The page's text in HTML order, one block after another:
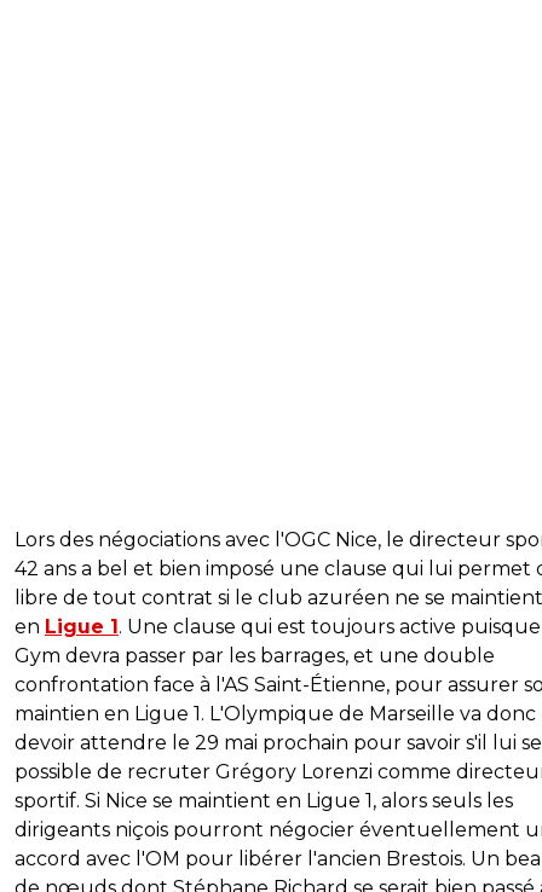
Lors des négociations avec l'OGC Nice, le directeur
42 ans a bel et bien imposé une clause qui lui permet
libre de tout contrat si le club azuréen ne se
en Ligue 1. Une clause qui est toujours active
Gym devra passer par les barrages, et une double
confrontation face à l'AS Saint-Étienne, pour assurer
maintien en Ligue 1. L'Olympique de Marseille va donc
devoir attendre le 29 mai prochain pour savoir s'il lui
possible de recruter Grégory Lorenzi comme
sportif. Si Nice se maintient en Ligue 1, alors seuls les
dirigeants niçois pourront négocier éventuellement
accord avec l'OM pour libérer l'ancien Brestois. Un
de nœuds dont Stéphane Richard se serait bien passé